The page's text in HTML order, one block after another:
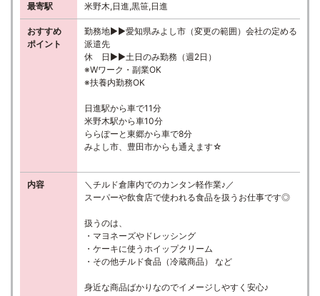
最寄駅 米野木,日進,黒笹,日進
おすすめ
ポイント
勤務地▶▶愛知県みよし市（変更の範囲）会社の定める
派遣先
休 日▶▶土日のみ勤務（週2日）
※Wワーク・副業OK
※扶養内勤務OK
日進駅から車で11分
米野木駅から車10分
ららぽーと東郷から車で8分
みよし市、豊田市からも通えます☆
内容
＼チルド倉庫内でのカンタン軽作業♪／
スーパーや飲食店で使われる食品を扱うお仕事です◎
扱うのは、
・マヨネーズやドレッシング
・ケーキに使うホイップクリーム
・その他チルド食品（冷蔵商品） など
身近な商品ばかりなのでイメージしやすく安心♪